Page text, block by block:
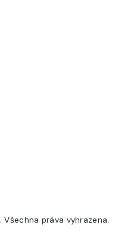
. Všechna práva vyhrazena.